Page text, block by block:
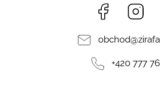
Facebook
obchod@
+420 777